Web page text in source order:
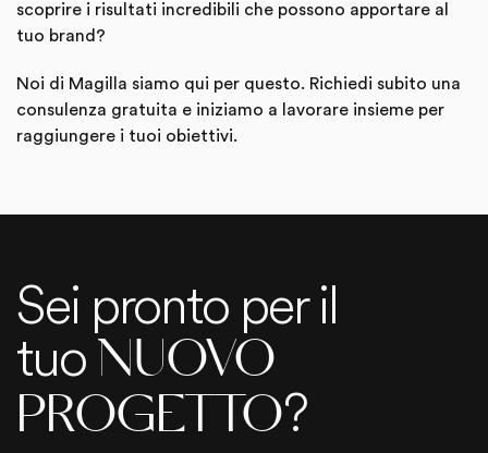
scoprire i risultati incredibili che possono apportare al
tuo brand?
Noi di Magilla siamo qui per questo. Richiedi subito una
consulenza gratuita e iniziamo a lavorare insieme per
raggiungere i tuoi obiettivi.
Sei pronto per il
tuoNUOVO
PROGETTO?